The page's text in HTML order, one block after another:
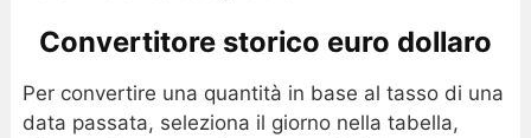
Convertitore storico euro dollaro
Per convertire una quantità in base al tasso di una
data passata, seleziona il giorno nella tabella,